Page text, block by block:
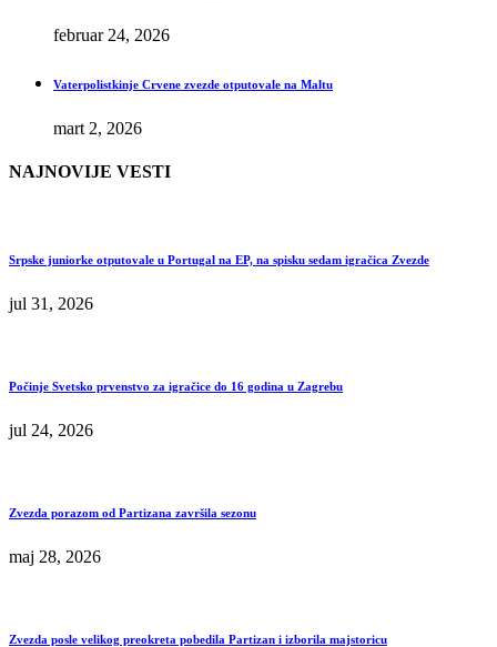
februar 24, 2026
Vaterpolistkinje Crvene zvezde otputovale na Maltu
mart 2, 2026
NAJNOVIJE VESTI
Srpske juniorke otputovale u Portugal na EP, na spisku sedam igračica Zvezde
jul 31, 2026
Počinje Svetsko prvenstvo za igračice do 16 godina u Zagrebu
jul 24, 2026
Zvezda porazom od Partizana završila sezonu
maj 28, 2026
Zvezda posle velikog preokreta pobedila Partizan i izborila majstoricu